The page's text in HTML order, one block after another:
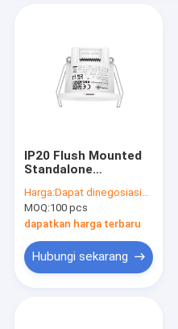
IP20 Flush Mounted
Standalone
Sensor untuk
digunakan di koridor
bangunan komersial
Harga:Dapat dinegosiasikan
MOQ:100 pcs
dapatkan harga terbaru
Hubungi sekarang